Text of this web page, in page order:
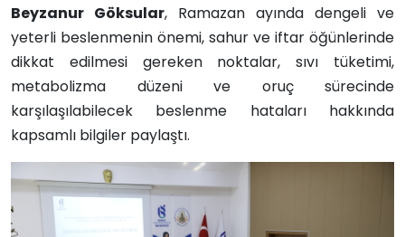
Beyzanur Göksular, Ramazan ayında dengeli ve
yeterli beslenmenin önemi, sahur ve iftar öğünlerinde
dikkat edilmesi gereken noktalar, sıvı tüketimi,
metabolizma düzeni ve oruç sürecinde
karşılaşılabilecek beslenme hataları hakkında
kapsamlı bilgiler paylaştı.